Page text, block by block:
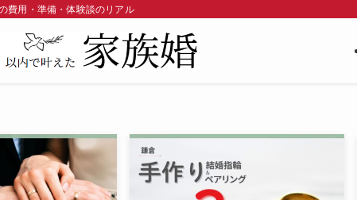
費用・準備・体験談のリアル